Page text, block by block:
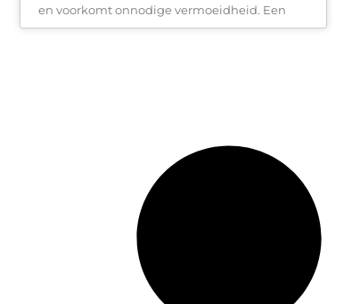
en voorkomt onnodige vermoeidheid. Een